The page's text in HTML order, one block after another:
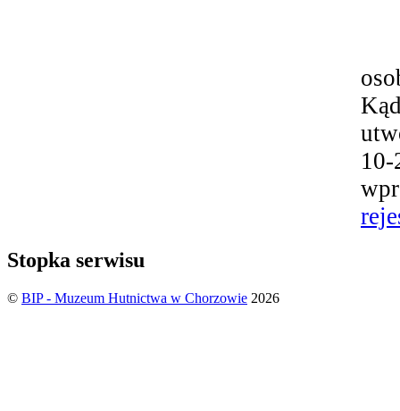
10-
Stopka serwisu
© BIP - Muzeum Hutnictwa w Chorzowie 2026